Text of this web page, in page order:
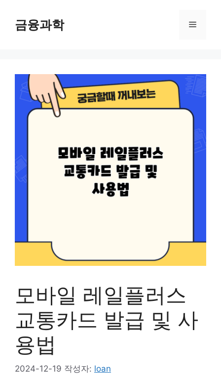
금융과학 메
모바일 레일플러스
교통카드 발급 및 사
용법
2024-12-19 작성자: loan